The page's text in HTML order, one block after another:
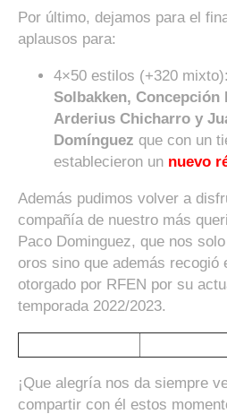
Por último, dejamos para el
aplausos para:
4×50 estilos (+320 mixto):
Solbakken, Concepción
Arderius Chicharro y
Domínguez que con un
establecieron un nuevo
Además pudimos volver a
compañía de nuestro más
Paco Dominguez, que nos
oros sino que además recogió
otorgado por RFEN por su
temporada 2022/2023.
¡Que alegría nos da siempre
compartir con él estos